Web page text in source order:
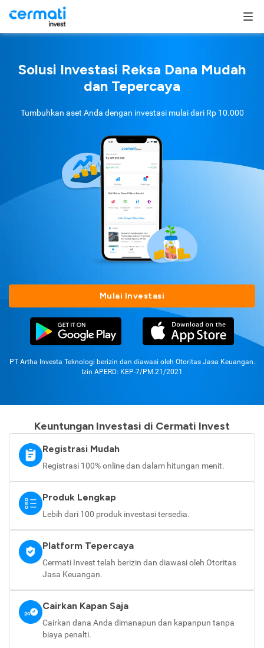
Solusi Investasi Reksa Dana Mudah
dan Tepercaya
Tumbuhkan aset Anda dengan investasi mulai dari Rp 10.000
Mulai Investasi
PT Artha Investa Teknologi berizin dan diawasi oleh Otoritas Jasa Keuangan.
Izin APERD: KEP-7/PM.21/2021
Keuntungan Investasi di Cermati Invest
Registrasi Mudah
Registrasi 100% online dan dalam hitungan menit.
Produk Lengkap
Lebih dari 100 produk investasi tersedia.
Platform Tepercaya
Cermati Invest telah berizin dan diawasi oleh Otoritas
Jasa Keuangan.
Cairkan Kapan Saja
Cairkan dana Anda dimanapun dan kapanpun tanpa
biaya penalti.